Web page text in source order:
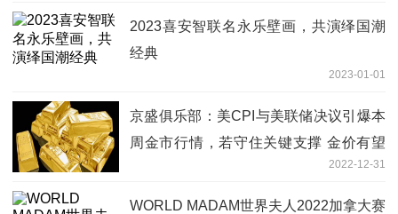
2023喜安智联名永乐壁画，共演绎国潮
经典
2023-01-01
京盛俱乐部：美CPI与美联储决议引爆本
周金市行情，若守住关键支撑 金价有望
2022-12-31
WORLD MADAM世界夫人2022加拿大赛